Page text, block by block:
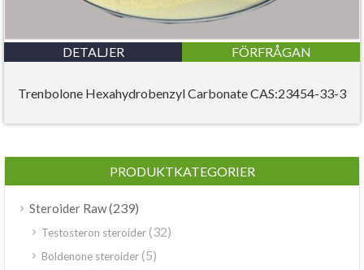
DETALJER FÖRFRÅGAN
Trenbolone Hexahydrobenzyl Carbonate CAS:23454-33-3
PRODUKTKATEGORIER
Steroider Raw(239)
Testosteron steroider(32)
Boldenone steroider(5)